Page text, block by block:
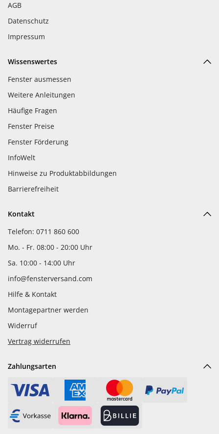
AGB
Datenschutz
Impressum
Wissenswertes
Fenster ausmessen
Weitere Anleitungen
Häufige Fragen
Fenster Preise
Fenster Förderung
InfoWelt
Hinweise zu Produktabbildungen
Barrierefreiheit
Kontakt
Telefon: 0711 860 600
Mo. - Fr. 08:00 - 20:00 Uhr
Sa. 10:00 - 14:00 Uhr
info@fensterversand.com
Hilfe & Kontakt
Montagepartner werden
Widerruf
Vertrag widerrufen
Zahlungsarten